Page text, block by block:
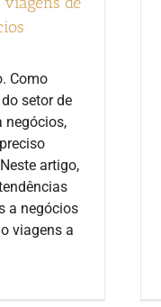
Como
setor de
negócios,
artigo,
a negócios
viagens a